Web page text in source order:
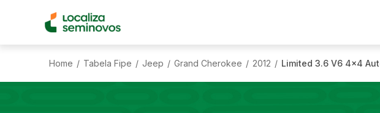
Home / Tabela Fipe / Jeep / Grand Cherokee / 2012 / Limited 3.6 V6 4x4